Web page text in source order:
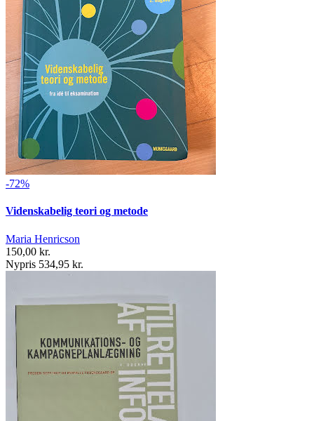
-72%
Videnskabelig teori og metode
Maria Henricson
150,00 kr.
Nypris 534,95 kr.